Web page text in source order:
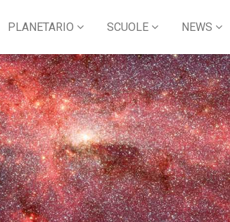
PLANETARIO SCUOLE NEWS